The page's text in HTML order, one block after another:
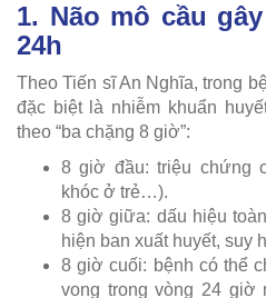
1. Não mô cầu
24h
Theo Tiến sĩ An Nghĩa, trong
đặc biệt là nhiễm khuẩn
theo “ba chặng 8 giờ”:
8 giờ đầu: triệu chứng
khóc ở trẻ…).
8 giờ giữa: dấu hiệu
hiện ban xuất huyết, suy
8 giờ cuối: bệnh có thể
vong trong vòng 24